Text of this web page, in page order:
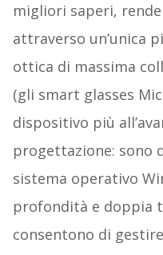
migliori saperi,
attraverso un’unica
ottica di massima
(gli smart glasses
dispositivo più
progettazione: sono
sistema operativo
profondità e doppia
consentono di